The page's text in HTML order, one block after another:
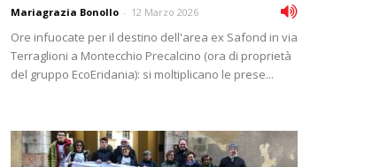
Mariagrazia Bonollo - 12 Marzo 2026
Ore infuocate per il destino dell'area ex Safond in via
Terraglioni a Montecchio Precalcino (ora di proprietà
del gruppo EcoEridania): si moltiplicano le prese...